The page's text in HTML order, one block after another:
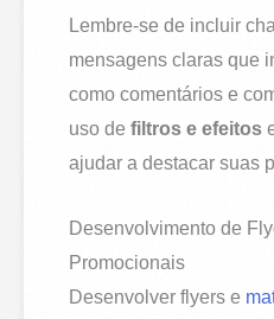
Lembre-se de incluir
mensagens claras que
como comentários e
uso defiltros e efeitos
ajudar a destacar suas
Desenvolvimento de
Promocionais
Desenvolver flyers e